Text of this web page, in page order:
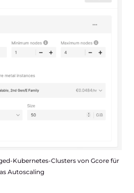
Kubernetes-Clusters von Gcore für
Autoscaling